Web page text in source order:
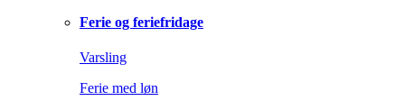
Ferie og feriefridage
Varsling
Ferie med løn